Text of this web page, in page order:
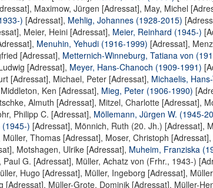
Maximow, Jürgen [Adressat], May, Michel
) [Adressat], Mehlig, Johannes (1928-2015)
Meier, Heini [Adressat], Meier, Reinhard (1945-)
, Menuhin, Yehudi (1916-1999) [Adressat],
[Adressat], Metternich-Winneburg, Tatiana von
[Adressat], Meyer, Hans-Chanoch (1909-1991)
[Adressat], Michael, Peter [Adressat], Michaelis,
Middleton, Ken [Adressat], Mieg, Peter (1906-1990)
Almuth [Adressat], Mitzel, Charlotte [Adressat],
Philipp C. [Adressat], Möllemann, Jürgen W. (1945-
(1945-) [Adressat], Mönnich, Ruth (20. Jh.) [Adressat],
Müller, Thomas [Adressat], Moser, Christoph [Adressat],
Motshagen, Ulrike [Adressat], Muheim, Franziska
Paul G. [Adressat], Müller, Achatz von (Frhr., 1943-)
Hugo [Adressat], Müller, Ingeborg [Adressat],
[Adressat], Müller-Grote, Dominik [Adressat], Müller-